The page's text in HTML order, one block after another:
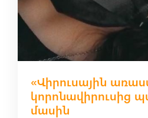
«Վիրուսային
կորոնավիրուսից
մասին